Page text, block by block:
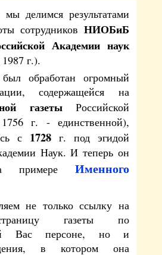
делимся результатами
сотрудников НИОБиБ
Академии наук
1987 г.).
обработан огромный
содержащейся на
газетыРоссийской
г. - единственной),
с 1728 г. под эгидой
Наук. И теперь он
примере Именного
не только ссылку на
газеты по
Вас персоне, но и
в котором она